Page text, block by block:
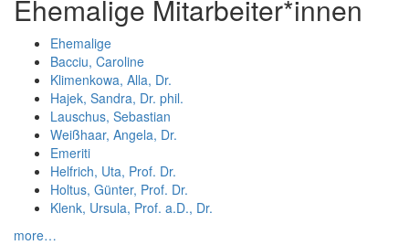
Ehemalige Mitarbeiter*innen
Ehemalige
Bacciu, Caroline
Klimenkowa, Alla, Dr.
Hajek, Sandra, Dr. phil.
Lauschus, Sebastian
Weißhaar, Angela, Dr.
Emeriti
Helfrich, Uta, Prof. Dr.
Holtus, Günter, Prof. Dr.
Klenk, Ursula, Prof. a.D., Dr.
more…